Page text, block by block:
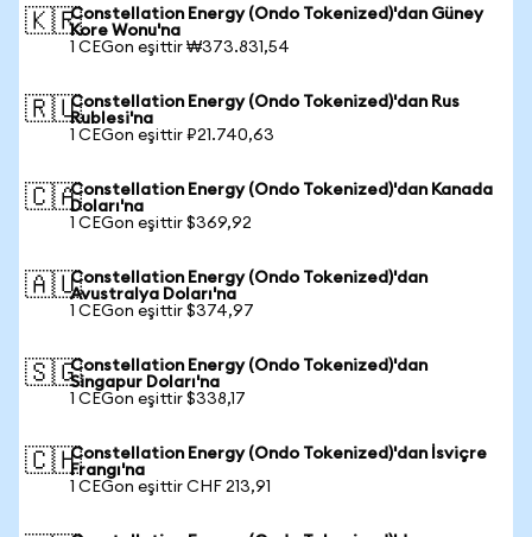
🇰🇷Constellation Energy (Ondo Tokenized)'dan Güney
Kore Wonu'na
1 CEGon eşittir ₩373.831,54
🇷🇺Constellation Energy (Ondo Tokenized)'dan Rus
Rublesi'na
1 CEGon eşittir ₽21.740,63
🇨🇦Constellation Energy (Ondo Tokenized)'dan Kanada
Doları'na
1 CEGon eşittir $369,92
🇦🇺Constellation Energy (Ondo Tokenized)'dan
Avustralya Doları'na
1 CEGon eşittir $374,97
🇸🇬Constellation Energy (Ondo Tokenized)'dan
Singapur Doları'na
1 CEGon eşittir $338,17
🇨🇭Constellation Energy (Ondo Tokenized)'dan İsviçre
Frangı'na
1 CEGon eşittir CHF 213,91